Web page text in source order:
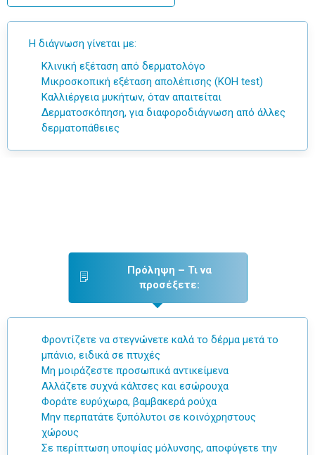
Η διάγνωση γίνεται με:
Κλινική εξέταση από δερματολόγο
Μικροσκοπική εξέταση απολέπισης (KOH test)
Καλλιέργεια μυκήτων, όταν απαιτείται
Δερματοσκόπηση, για διαφοροδιάγνωση από άλλες
δερματοπάθειες
Πρόληψη – Τι να
προσέξετε:
Φροντίζετε να στεγνώνετε καλά το δέρμα μετά το
μπάνιο, ειδικά σε πτυχές
Μη μοιράζεστε προσωπικά αντικείμενα
Αλλάζετε συχνά κάλτσες και εσώρουχα
Φοράτε ευρύχωρα, βαμβακερά ρούχα
Μην περπατάτε ξυπόλυτοι σε κοινόχρηστους
χώρους
Σε περίπτωση υποψίας μόλυνσης, αποφύγετε την